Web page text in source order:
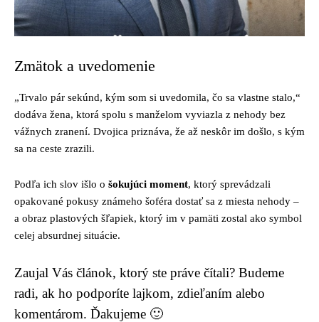
Zmätok a uvedomenie
„Trvalo pár sekúnd, kým som si uvedomila, čo sa vlastne stalo,“
dodáva žena, ktorá spolu s manželom vyviazla z nehody bez
vážnych zranení. Dvojica priznáva, že až neskôr im došlo, s kým
sa na ceste zrazili.
Podľa ich slov išlo o šokujúci moment, ktorý sprevádzali
opakované pokusy známeho šoféra dostať sa z miesta nehody –
a obraz plastových šľapiek, ktorý im v pamäti zostal ako symbol
celej absurdnej situácie.
Zaujal Vás článok, ktorý ste práve čítali? Budeme
radi, ak ho podporíte lajkom, zdieľaním alebo
komentárom. Ďakujeme 🙂